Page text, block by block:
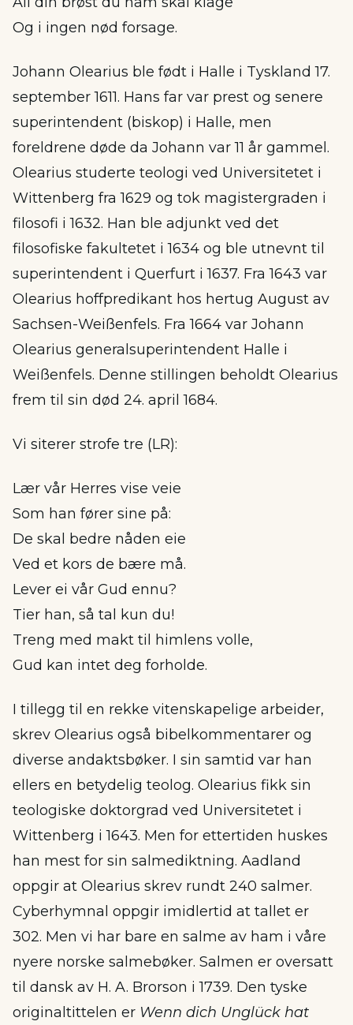
Og i ingen nød forsage.
Johann Olearius ble født i Halle i Tyskland 17.
september 1611. Hans far var prest og senere
superintendent (biskop) i Halle, men
foreldrene døde da Johann var 11 år gammel.
Olearius studerte teologi ved Universitetet i
Wittenberg fra 1629 og tok magistergraden i
filosofi i 1632. Han ble adjunkt ved det
filosofiske fakultetet i 1634 og ble utnevnt til
superintendent i Querfurt i 1637. Fra 1643 var
Olearius hoffpredikant hos hertug August av
Sachsen-Weißenfels. Fra 1664 var Johann
Olearius generalsuperintendent Halle i
Weißenfels. Denne stillingen beholdt Olearius
frem til sin død 24. april 1684.
Vi siterer strofe tre (LR):
Lær vår Herres vise veie
Som han fører sine på:
De skal bedre nåden eie
Ved et kors de bære må.
Lever ei vår Gud ennu?
Tier han, så tal kun du!
Treng med makt til himlens volle,
Gud kan intet deg forholde.
I tillegg til en rekke vitenskapelige arbeider,
skrev Olearius også bibelkommentarer og
diverse andaktsbøker. I sin samtid var han
ellers en betydelig teolog. Olearius fikk sin
teologiske doktorgrad ved Universitetet i
Wittenberg i 1643. Men for ettertiden huskes
han mest for sin salmediktning. Aadland
oppgir at Olearius skrev rundt 240 salmer.
Cyberhymnal oppgir imidlertid at tallet er
302. Men vi har bare en salme av ham i våre
nyere norske salmebøker. Salmen er oversatt
til dansk av H. A. Brorson i 1739. Den tyske
originaltittelen er Wenn dich Unglück hat